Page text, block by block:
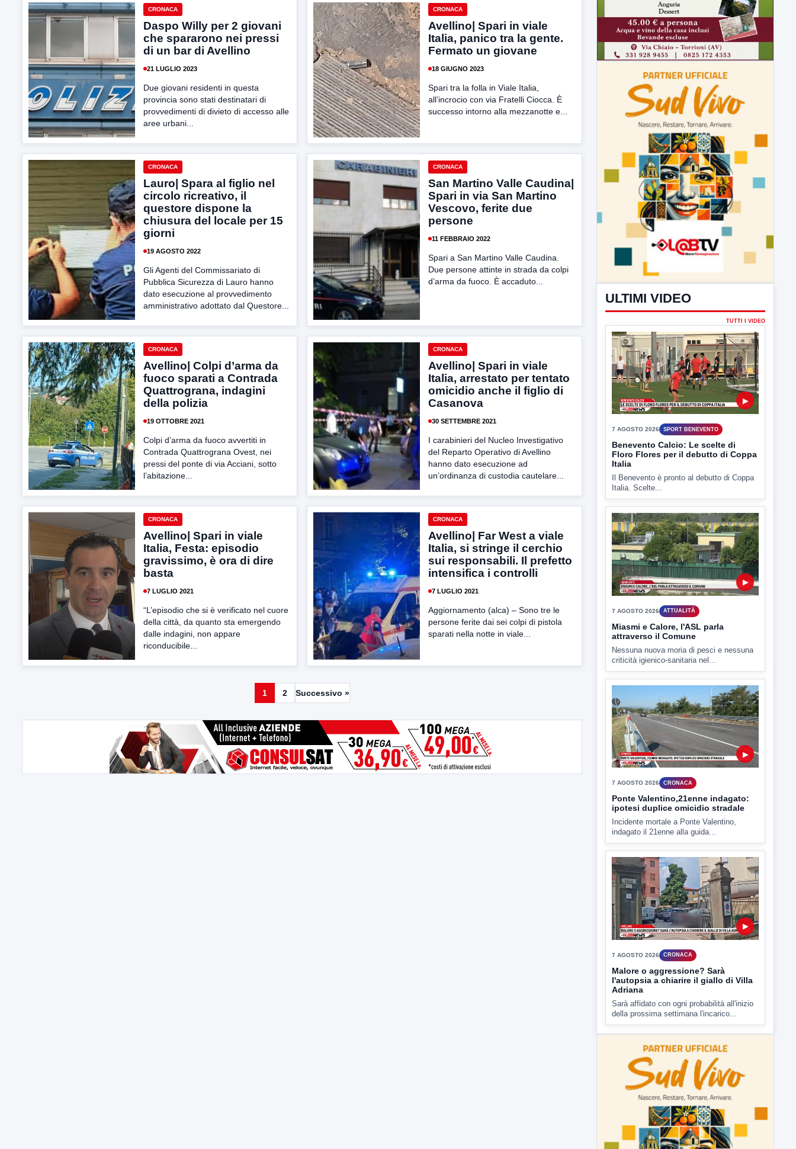
CRONACA
Daspo Willy per 2 giovani
che spararono nei pressi
di un bar di Avellino
21 LUGLIO 2023
Due giovani residenti in questa
provincia sono stati destinatari di
provvedimenti di divieto di accesso alle
aree urbani...
CRONACA
Avellino| Spari in viale
Italia, panico tra la gente.
Fermato un giovane
18 GIUGNO 2023
Spari tra la folla in Viale Italia,
all’incrocio con via Fratelli Ciocca. È
successo intorno alla mezzanotte e...
CRONACA
Lauro| Spara al figlio nel
circolo ricreativo, il
questore dispone la
chiusura del locale per 15
giorni
19 AGOSTO 2022
Gli Agenti del Commissariato di
Pubblica Sicurezza di Lauro hanno
dato esecuzione al provvedimento
amministrativo adottato dal Questore...
CRONACA
San Martino Valle Caudina|
Spari in via San Martino
Vescovo, ferite due
persone
11 FEBBRAIO 2022
Spari a San Martino Valle Caudina.
Due persone attinte in strada da colpi
d’arma da fuoco. È accaduto...
CRONACA
Avellino| Colpi d’arma da
fuoco sparati a Contrada
Quattrograna, indagini
della polizia
19 OTTOBRE 2021
Colpi d’arma da fuoco avvertiti in
Contrada Quattrograna Ovest, nei
pressi del ponte di via Acciani, sotto
l’abitazione...
CRONACA
Avellino| Spari in viale
Italia, arrestato per tentato
omicidio anche il figlio di
Casanova
30 SETTEMBRE 2021
I carabinieri del Nucleo Investigativo
del Reparto Operativo di Avellino
hanno dato esecuzione ad
un’ordinanza di custodia cautelare...
CRONACA
Avellino| Spari in viale
Italia, Festa: episodio
gravissimo, è ora di dire
basta
7 LUGLIO 2021
“L’episodio che si è verificato nel cuore
della città, da quanto sta emergendo
dalle indagini, non appare
riconducibile...
CRONACA
Avellino| Far West a viale
Italia, si stringe il cerchio
sui responsabili. Il prefetto
intensifica i controlli
7 LUGLIO 2021
Aggiornamento (alca) – Sono tre le
persone ferite dai sei colpi di pistola
sparati nella notte in viale...
1 2 Successivo »
ULTIMI VIDEO
7 AGOSTO 2026
Benevento Calcio: Le scelte di
Italia
Il Benevento è pronto al debutto di Coppa
Italia. Scelte...
7 AGOSTO 2026 ATTUALITÀ
Miasmi e Calore, l'ASL parla
Nessuna nuova moria di pesci e nessuna
▶
CRONACA
Ponte Valentino,21enne indagato:
Incidente mortale a Ponte Valentino,
▶
CRONACA
Malore o aggressione? Sarà
Adriana
della prossima settimana l'incarico...